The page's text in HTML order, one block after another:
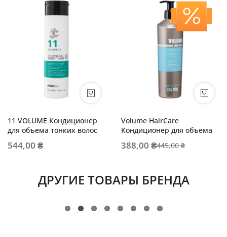
11 VOLUME Кондиционер
для объема тонких волос
544,00 ₴
Volume HairCare
Кондиционер для объема
388,00 ₴445,00 ₴
ДРУГИЕ ТОВАРЫ БРЕНДА